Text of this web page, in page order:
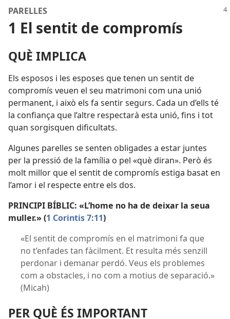
PARELLES
1 El sentit de compromís
QUÈ IMPLICA
Els esposos i les esposes que tenen un sentit de
compromís veuen el seu matrimoni com una unió
permanent, i això els fa sentir segurs. Cada un d’ells té
la confiança que l’altre respectarà esta unió, fins i tot
quan sorgisquen dificultats.
Algunes parelles se senten obligades a estar juntes
per la pressió de la família o pel «què diran». Però és
molt millor que el sentit de compromís estiga basat en
l’amor i el respecte entre els dos.
PRINCIPI BÍBLIC: «L’home no ha de deixar la seua
muller.» (1 Corintis 7:11)
«El sentit de compromís en el matrimoni fa que
no t’enfades tan fàcilment. Et resulta més senzill
perdonar i demanar perdó. Veus els problemes
com a obstacles, i no com a motius de separació.»
(Micah)
PER QUÈ ÉS IMPORTANT